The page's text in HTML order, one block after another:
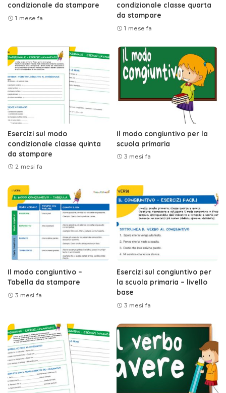
condizionale da stampare
1 mese fa
condizionale classe quarta
da stampare
1 mese fa
Esercizi sul modo
condizionale classe quinta
da stampare
2 mesi fa
Il modo congiuntivo per la
scuola primaria
3 mesi fa
Il modo congiuntivo –
Tabella da stampare
3 mesi fa
Esercizi sul congiuntivo per
la scuola primaria – livello
base
3 mesi fa